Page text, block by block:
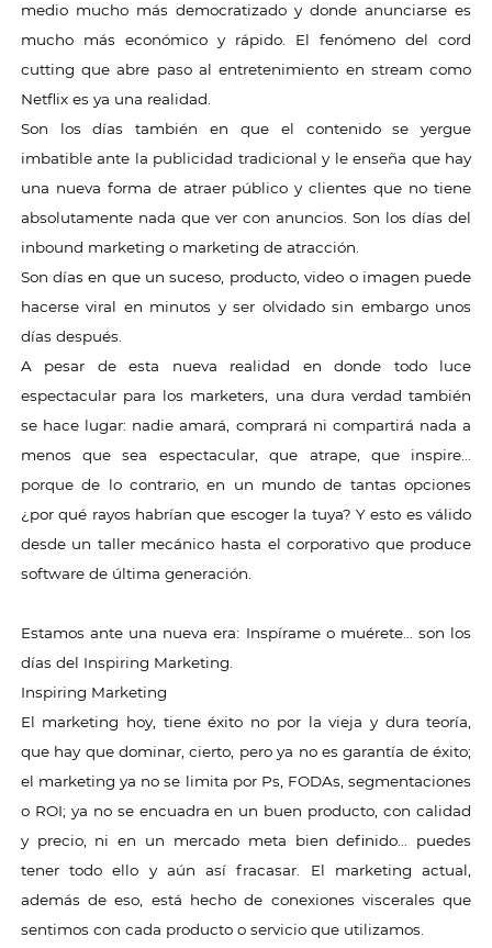
medio mucho más democratizado y donde anunciarse es
mucho más económico y rápido. El fenómeno del cord
cutting que abre paso al entretenimiento en stream como
Netflix es ya una realidad.
Son los días también en que el contenido se yergue
imbatible ante la publicidad tradicional y le enseña que hay
una nueva forma de atraer público y clientes que no tiene
absolutamente nada que ver con anuncios. Son los días del
inbound marketing o marketing de atracción.
Son días en que un suceso, producto, video o imagen puede
hacerse viral en minutos y ser olvidado sin embargo unos
días después.
A pesar de esta nueva realidad en donde todo luce
espectacular para los marketers, una dura verdad también
se hace lugar: nadie amará, comprará ni compartirá nada a
menos que sea espectacular, que atrape, que inspire…
porque de lo contrario, en un mundo de tantas opciones
¿por qué rayos habrían que escoger la tuya? Y esto es válido
desde un taller mecánico hasta el corporativo que produce
software de última generación.
Estamos ante una nueva era: Inspírame o muérete… son los
días del Inspiring Marketing.
Inspiring Marketing
El marketing hoy, tiene éxito no por la vieja y dura teoría,
que hay que dominar, cierto, pero ya no es garantía de éxito;
el marketing ya no se limita por Ps, FODAs, segmentaciones
o ROI; ya no se encuadra en un buen producto, con calidad
y precio, ni en un mercado meta bien definido… puedes
tener todo ello y aún así fracasar. El marketing actual,
además de eso, está hecho de conexiones viscerales que
sentimos con cada producto o servicio que utilizamos.